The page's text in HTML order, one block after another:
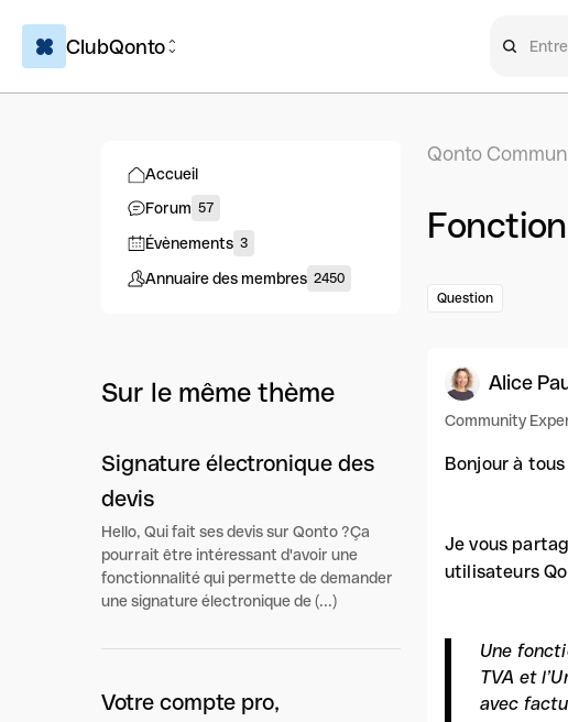
ClubQonto
Accueil
Forum 57
Évènements 3
Annuaire des membres 2450
Sur le même thème
Signature électronique des
devis
Hello, Qui fait ses devis sur Qonto ?Ça
pourrait être intéressant d'avoir une
fonctionnalité qui permette de demander
une signature électronique de (...)
Votre compte pro,
Qonto
Question
Alice
Community
Bonjour à
Je vous
utilisateurs
Une
TVA et
avec